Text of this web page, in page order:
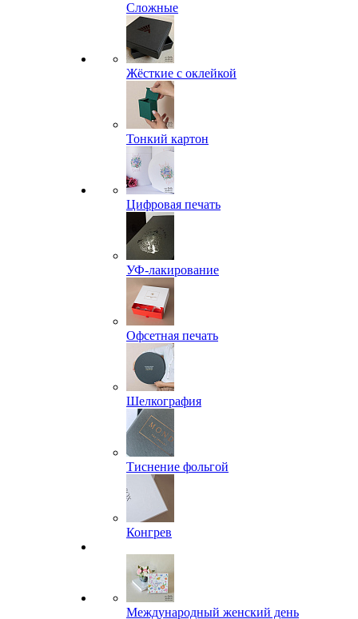
Сложные
Жёсткие с оклейкой
Тонкий картон
Цифровая печать
УФ-лакирование
Офсетная печать
Шелкография
Тиснение фольгой
Конгрев
Международный женский день